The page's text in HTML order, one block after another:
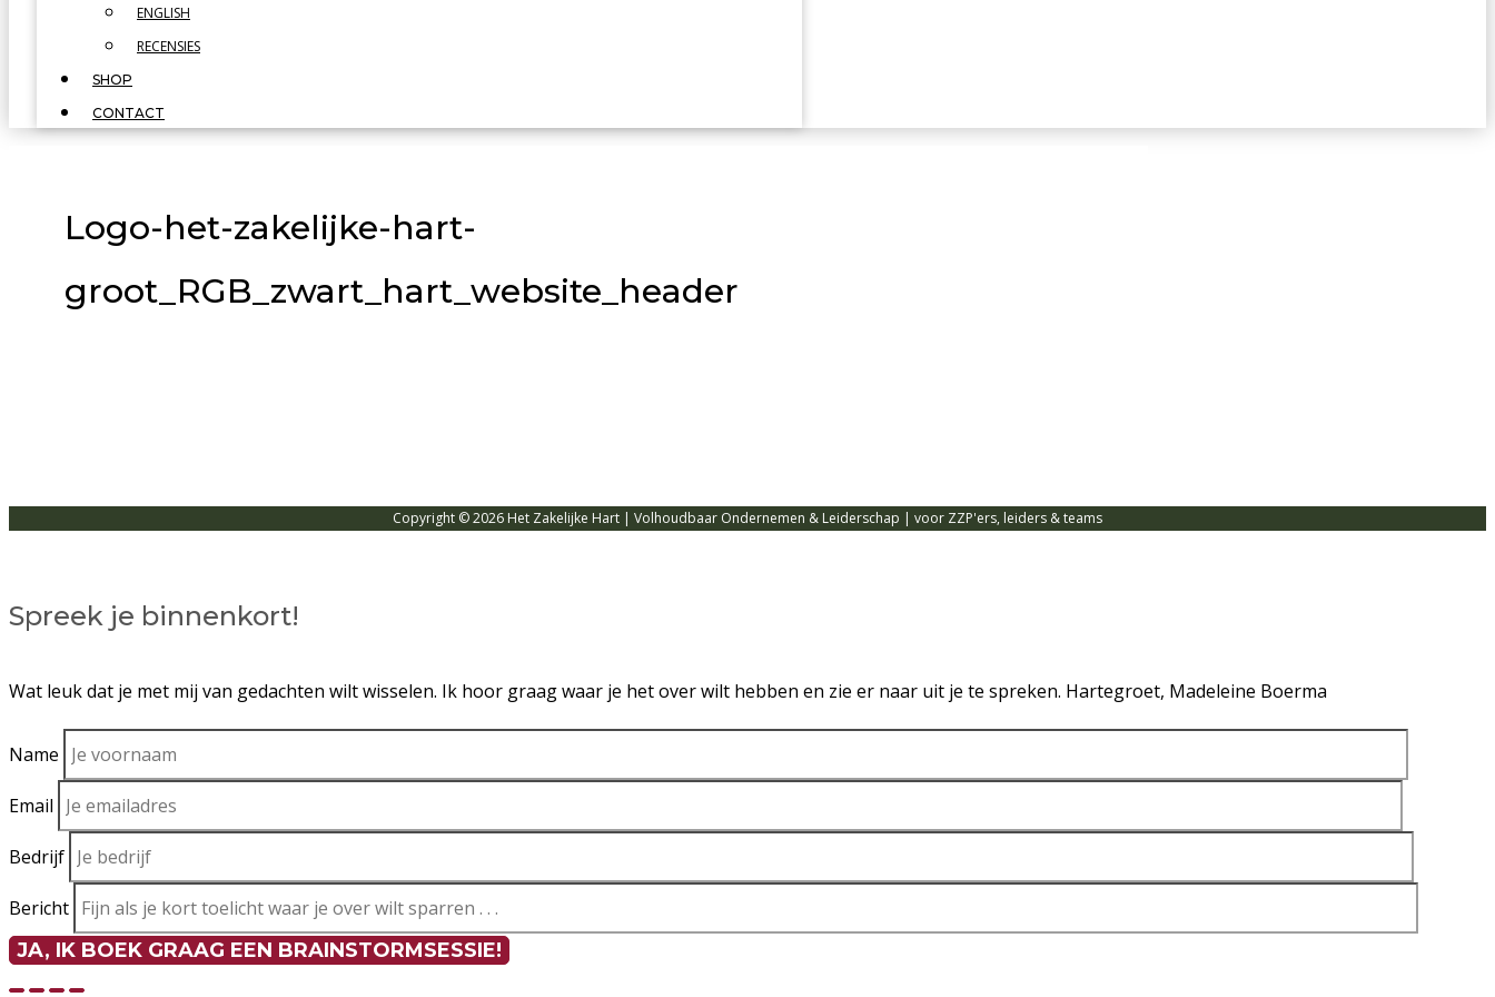
ENGLISH
RECENSIES
SHOP
CONTACT
Logo-het-zakelijke-hart-
groot_RGB_zwart_hart_website_header
Copyright © 2026 Het Zakelijke Hart | Volhoudbaar Ondernemen & Leiderschap | voor ZZP'ers, leiders & teams
Spreek je binnenkort!
Wat leuk dat je met mij van gedachten wilt wisselen. Ik hoor graag waar je het over wilt hebben en zie er naar uit je te spreken. Hartegroet, Madeleine Boerma
Name
Email
Bedrijf
Bericht
JA, IK BOEK GRAAG EEN BRAINSTORMSESSIE!